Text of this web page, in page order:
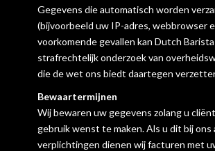
Gegevens die automatisch worden
(bijvoorbeeld uw IP-adres, webbrowser
voorkomende gevallen kan Dutch
strafrechtelijk onderzoek van
die de wet ons biedt daartegen
Bewaartermijnen
Wij bewaren uw gegevens zolang u
gebruik wenst te maken. Als u dit bij
verplichtingen dienen wij facturen met